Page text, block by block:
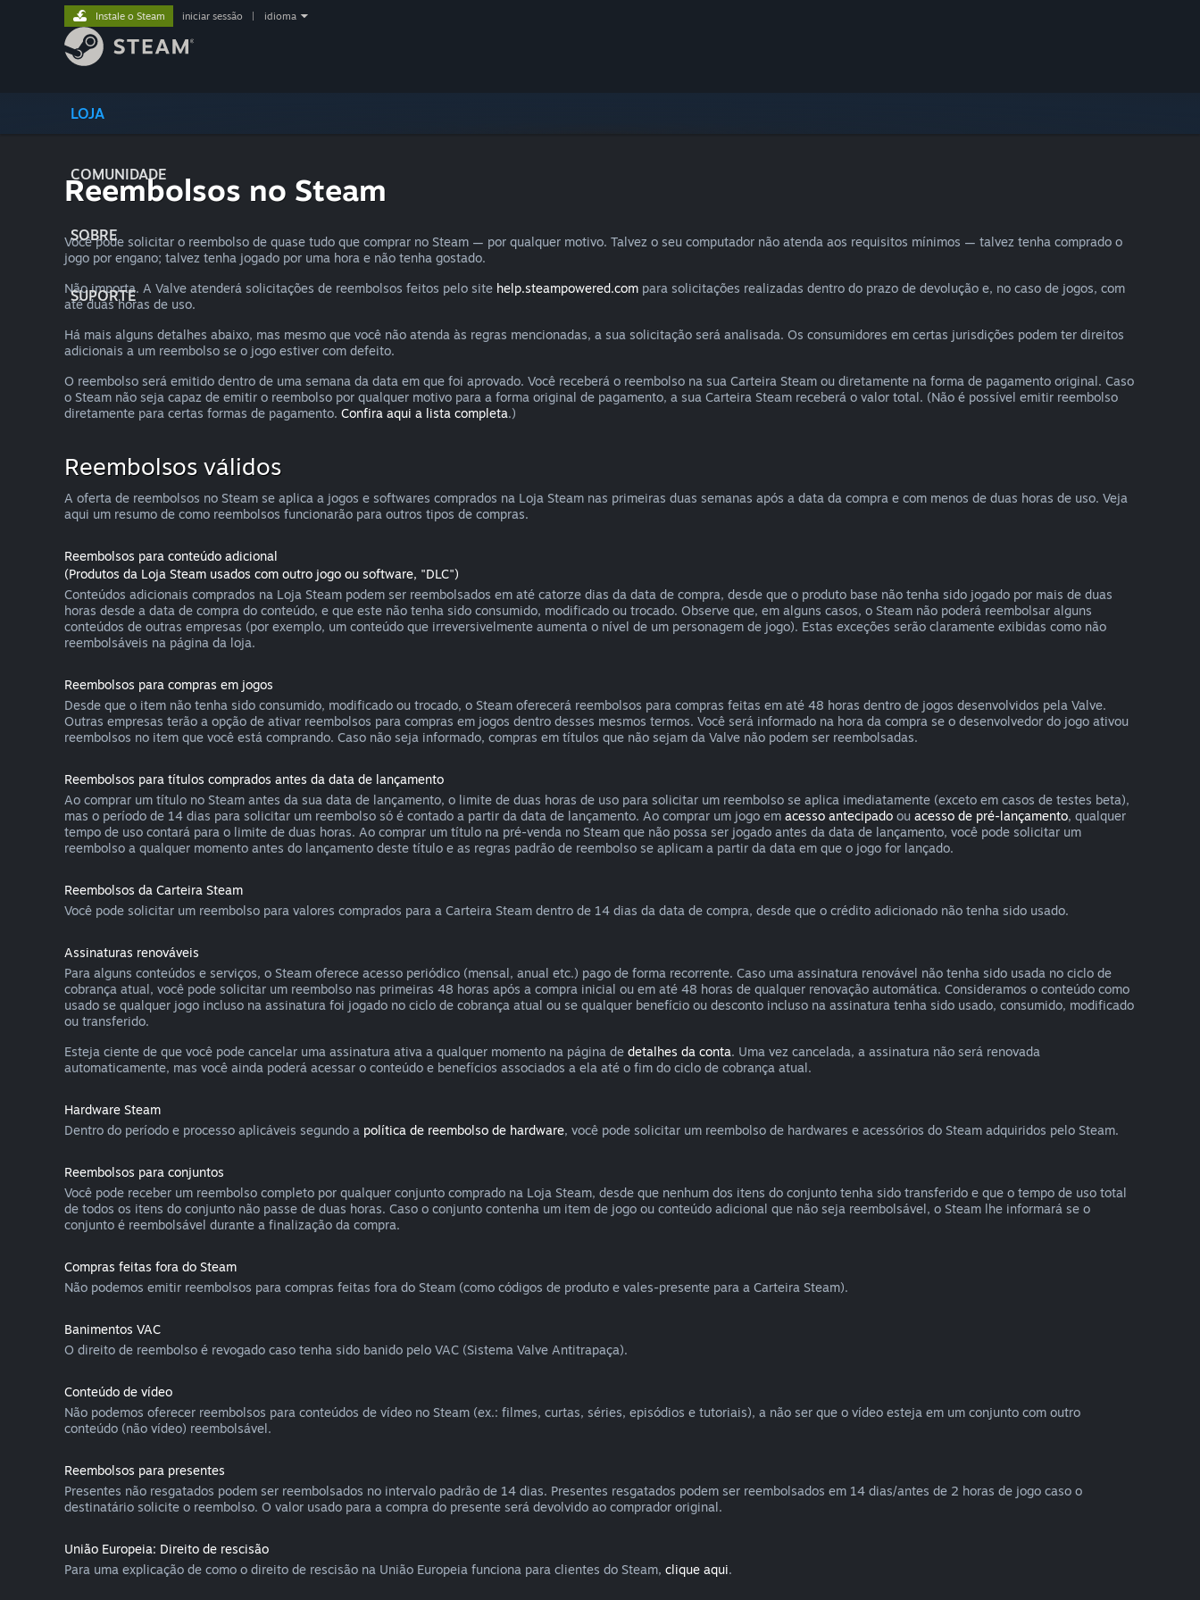
LOJA
COMUNIDADE
SOBRE
SUPORTE
Instale o Steam iniciar sessão idioma
Reembolsos no Steam
Você pode solicitar o reembolso de quase tudo que comprar no Steam — por qualquer motivo. Talvez o seu computador não atenda aos requisitos mínimos — talvez tenha comprado o
jogo por engano; talvez tenha jogado por uma hora e não tenha gostado.
Não importa. A Valve atenderá solicitações de reembolsos feitos pelo site help.steampowered.com para solicitações realizadas dentro do prazo de devolução e, no caso de jogos, com
até duas horas de uso.
Há mais alguns detalhes abaixo, mas mesmo que você não atenda às regras mencionadas, a sua solicitação será analisada. Os consumidores em certas jurisdições podem ter direitos
adicionais a um reembolso se o jogo estiver com defeito.
O reembolso será emitido dentro de uma semana da data em que foi aprovado. Você receberá o reembolso na sua Carteira Steam ou diretamente na forma de pagamento original. Caso
o Steam não seja capaz de emitir o reembolso por qualquer motivo para a forma original de pagamento, a sua Carteira Steam receberá o valor total. (Não é possível emitir reembolso
diretamente para certas formas de pagamento. Confira aqui a lista completa.)
Reembolsos válidos
A oferta de reembolsos no Steam se aplica a jogos e softwares comprados na Loja Steam nas primeiras duas semanas após a data da compra e com menos de duas horas de uso. Veja
aqui um resumo de como reembolsos funcionarão para outros tipos de compras.
Reembolsos para conteúdo adicional
(Produtos da Loja Steam usados com outro jogo ou software, "DLC")
Conteúdos adicionais comprados na Loja Steam podem ser reembolsados em até catorze dias da data de compra, desde que o produto base não tenha sido jogado por mais de duas
horas desde a data de compra do conteúdo, e que este não tenha sido consumido, modificado ou trocado. Observe que, em alguns casos, o Steam não poderá reembolsar alguns
conteúdos de outras empresas (por exemplo, um conteúdo que irreversivelmente aumenta o nível de um personagem de jogo). Estas exceções serão claramente exibidas como não
reembolsáveis na página da loja.
Reembolsos para compras em jogos
Desde que o item não tenha sido consumido, modificado ou trocado, o Steam oferecerá reembolsos para compras feitas em até 48 horas dentro de jogos desenvolvidos pela Valve.
Outras empresas terão a opção de ativar reembolsos para compras em jogos dentro desses mesmos termos. Você será informado na hora da compra se o desenvolvedor do jogo ativou
reembolsos no item que você está comprando. Caso não seja informado, compras em títulos que não sejam da Valve não podem ser reembolsadas.
Reembolsos para títulos comprados antes da data de lançamento
Ao comprar um título no Steam antes da sua data de lançamento, o limite de duas horas de uso para solicitar um reembolso se aplica imediatamente (exceto em casos de testes beta),
mas o período de 14 dias para solicitar um reembolso só é contado a partir da data de lançamento. Ao comprar um jogo em acesso antecipado ou acesso de pré-lançamento, qualquer
tempo de uso contará para o limite de duas horas. Ao comprar um título na pré-venda no Steam que não possa ser jogado antes da data de lançamento, você pode solicitar um
reembolso a qualquer momento antes do lançamento deste título e as regras padrão de reembolso se aplicam a partir da data em que o jogo for lançado.
Reembolsos da Carteira Steam
Você pode solicitar um reembolso para valores comprados para a Carteira Steam dentro de 14 dias da data de compra, desde que o crédito adicionado não tenha sido usado.
Assinaturas renováveis
Para alguns conteúdos e serviços, o Steam oferece acesso periódico (mensal, anual etc.) pago de forma recorrente. Caso uma assinatura renovável não tenha sido usada no ciclo de
cobrança atual, você pode solicitar um reembolso nas primeiras 48 horas após a compra inicial ou em até 48 horas de qualquer renovação automática. Consideramos o conteúdo como
usado se qualquer jogo incluso na assinatura foi jogado no ciclo de cobrança atual ou se qualquer benefício ou desconto incluso na assinatura tenha sido usado, consumido, modificado
ou transferido.
Esteja ciente de que você pode cancelar uma assinatura ativa a qualquer momento na página de detalhes da conta. Uma vez cancelada, a assinatura não será renovada
automaticamente, mas você ainda poderá acessar o conteúdo e benefícios associados a ela até o fim do ciclo de cobrança atual.
Hardware Steam
Dentro do período e processo aplicáveis segundo a política de reembolso de hardware, você pode solicitar um reembolso de hardwares e acessórios do Steam adquiridos pelo Steam.
Reembolsos para conjuntos
Você pode receber um reembolso completo por qualquer conjunto comprado na Loja Steam, desde que nenhum dos itens do conjunto tenha sido transferido e que o tempo de uso total
de todos os itens do conjunto não passe de duas horas. Caso o conjunto contenha um item de jogo ou conteúdo adicional que não seja reembolsável, o Steam lhe informará se o
conjunto é reembolsável durante a finalização da compra.
Compras feitas fora do Steam
Não podemos emitir reembolsos para compras feitas fora do Steam (como códigos de produto e vales-presente para a Carteira Steam).
Banimentos VAC
O direito de reembolso é revogado caso tenha sido banido pelo VAC (Sistema Valve Antitrapaça).
Conteúdo de vídeo
Não podemos oferecer reembolsos para conteúdos de vídeo no Steam (ex.: filmes, curtas, séries, episódios e tutoriais), a não ser que o vídeo esteja em um conjunto com outro
conteúdo (não vídeo) reembolsável.
Reembolsos para presentes
Presentes não resgatados podem ser reembolsados no intervalo padrão de 14 dias. Presentes resgatados podem ser reembolsados em 14 dias/antes de 2 horas de jogo caso o
destinatário solicite o reembolso. O valor usado para a compra do presente será devolvido ao comprador original.
União Europeia: Direito de rescisão
Para uma explicação de como o direito de rescisão na União Europeia funciona para clientes do Steam, clique aqui.